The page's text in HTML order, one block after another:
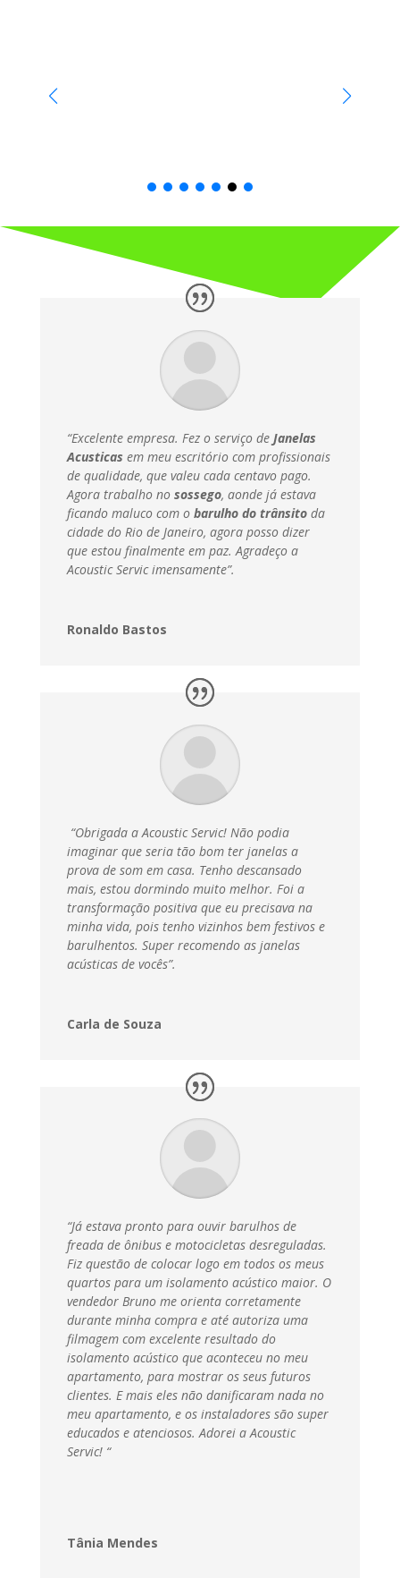
“Excelente empresa. Fez o serviço de Janelas
Acusticas em meu escritório com profissionais
de qualidade, que valeu cada centavo pago.
Agora trabalho no sossego, aonde já estava
ficando maluco com o barulho do trânsitoda
cidade do Rio de Janeiro, agora posso dizer
que estou finalmente em paz.Agradeço a
Acoustic Servic imensamente”.
Ronaldo Bastos
“Obrigada a Acoustic Servic! Não podia
imaginar que seria tão bom ter janelas a
prova de som em casa. Tenho descansado
mais, estou dormindo muito melhor. Foi a
transformação positiva que eu precisava na
minha vida, pois tenho vizinhos bem festivos e
barulhentos. Super recomendo as janelas
acústicas de vocês”.
Carla de Souza
“Já estava pronto para ouvir barulhos de
freada de ônibus e motocicletas desreguladas.
Fiz questão de colocar logo em todos os meus
quartos para um isolamento acústico maior. O
vendedor Bruno me orienta corretamente
durante minha compra e até autoriza uma
filmagem com excelente resultado do
isolamento acústico que aconteceu no meu
apartamento, para mostrar os seus futuros
clientes. E mais eles não danificaram nada no
meu apartamento, e os instaladores são super
educados e atenciosos. Adorei a Acoustic
Servic! “
Tânia Mendes